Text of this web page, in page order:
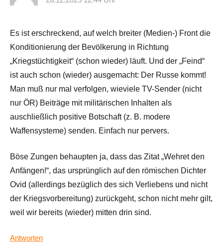
Es ist erschreckend, auf welch breiter (Medien-) Front die
Konditionierung der Bevölkerung in Richtung
„Kriegstüchtigkeit“ (schon wieder) läuft. Und der „Feind“
ist auch schon (wieder) ausgemacht: Der Russe kommt!
Man muß nur mal verfolgen, wieviele TV-Sender (nicht
nur ÖR) Beiträge mit militärischen Inhalten als
auschließlich positive Botschaft (z. B. modere
Waffensysteme) senden. Einfach nur pervers.
Böse Zungen behaupten ja, dass das Zitat „Wehret den
Anfängen!“, das ursprünglich auf den römischen Dichter
Ovid (allerdings bezüglich des sich Verliebens und nicht
der Kriegsvorbereitung) zurückgeht, schon nicht mehr gilt,
weil wir bereits (wieder) mitten drin sind.
Antworten